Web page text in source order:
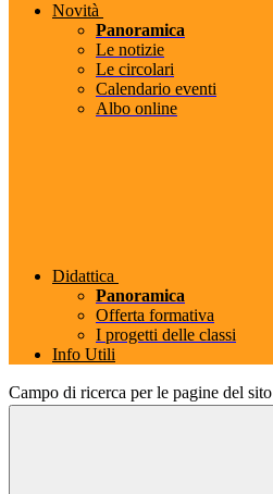
Novità
Panoramica
Le notizie
Le circolari
Calendario eventi
Albo online
Didattica
Panoramica
Offerta formativa
I progetti delle classi
Info Utili
Campo di ricerca per le pagine del sito